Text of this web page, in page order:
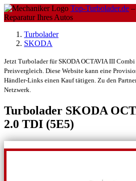
Top-Turbolader.de
Reparatur Ihres Autos
Turbolader
SKODA
Jetzt Turbolader für SKODA OCTAVIA III
Preisvergleich. Diese Website kann eine
Händler-Links einen Kauf tätigen. Zu den
Netzwerk.
Turbolader SKODA
2.0 TDI (5E5)